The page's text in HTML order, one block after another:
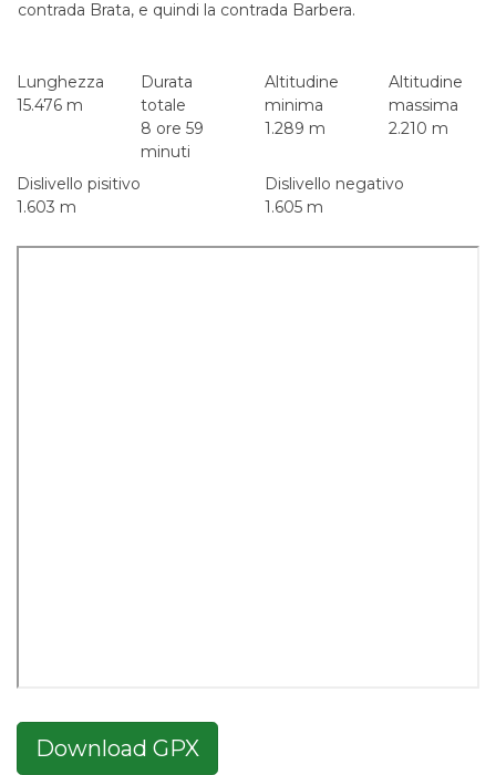
contrada Brata, e quindi la contrada Barbera.
Lunghezza
15.476 m
Durata
totale
8 ore 59
minuti
Altitudine
minima
1.289 m
Altitudine
massima
2.210 m
Dislivello pisitivo
1.603 m
Dislivello negativo
1.605 m
Download GPX